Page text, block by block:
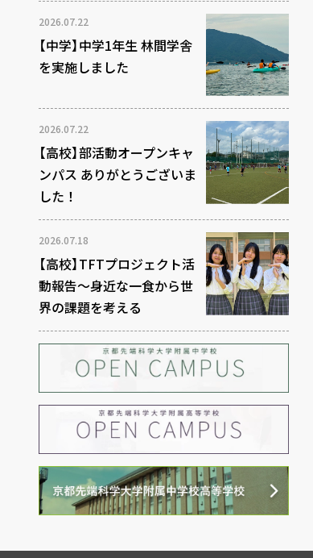
2026.07.22
【中学】中学1年生 林間学舎
を実施しました
2026.07.22
【高校】部活動オープンキャ
ンパス ありがとうございま
した！
2026.07.18
【高校】TFTプロジェクト活
動報告～身近な一食から世
界の課題を考える